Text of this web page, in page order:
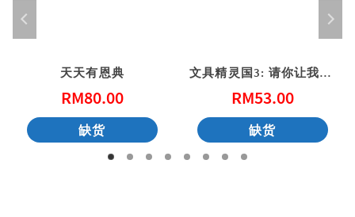
天天有恩典
RM80.00
缺货
文具精灵国3: 请你让我帮帮忙 (港版)
RM53.00
缺货